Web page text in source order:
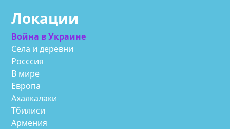
Локации
Война в Украине
Села и деревни
Росссия
В мире
Европа
Ахалкалаки
Тбилиси
Армения